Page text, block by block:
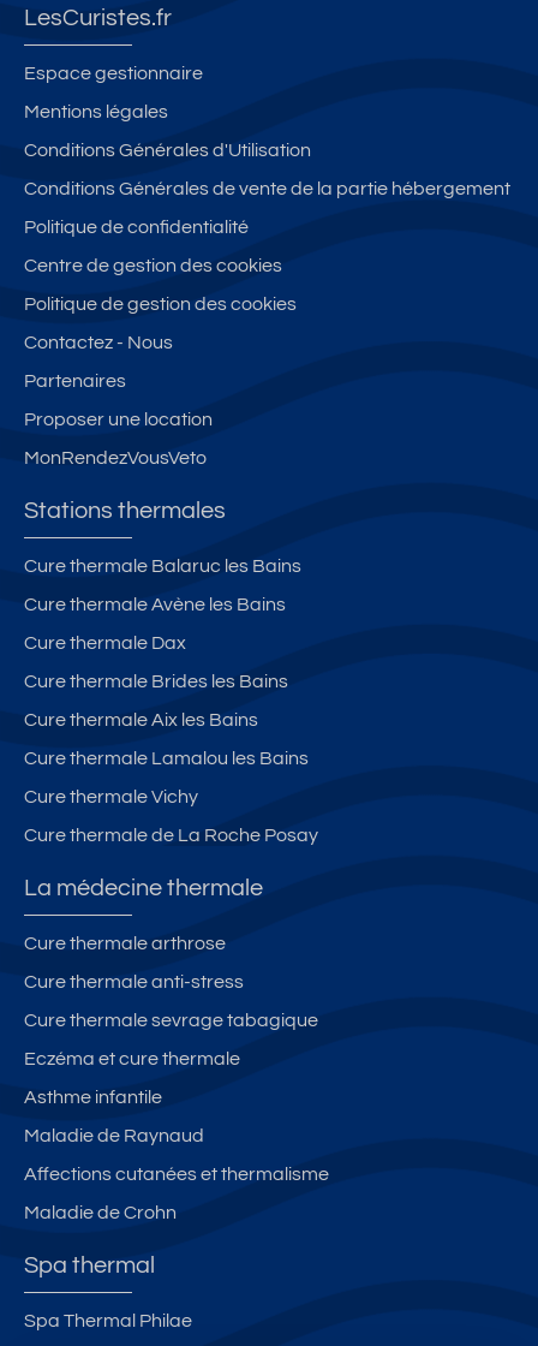
LesCuristes.fr
Espace gestionnaire
Mentions légales
Conditions Générales d'Utilisation
Conditions Générales de vente de la partie hébergement
Politique de confidentialité
Centre de gestion des cookies
Politique de gestion des cookies
Contactez - Nous
Partenaires
Proposer une location
MonRendezVousVeto
Stations thermales
Cure thermale Balaruc les Bains
Cure thermale Avène les Bains
Cure thermale Dax
Cure thermale Brides les Bains
Cure thermale Aix les Bains
Cure thermale Lamalou les Bains
Cure thermale Vichy
Cure thermale de La Roche Posay
La médecine thermale
Cure thermale arthrose
Cure thermale anti-stress
Cure thermale sevrage tabagique
Eczéma et cure thermale
Asthme infantile
Maladie de Raynaud
Affections cutanées et thermalisme
Maladie de Crohn
Spa thermal
Spa Thermal Philae